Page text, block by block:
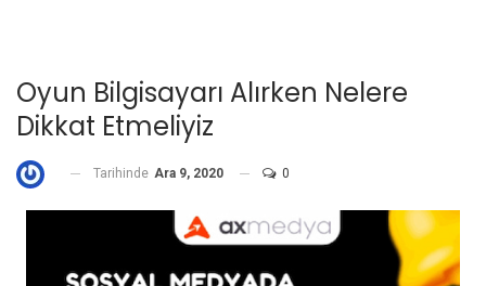
Oyun Bilgisayarı Alırken Nelere
Dikkat Etmeliyiz
Tarihinde Ara 9, 2020 0